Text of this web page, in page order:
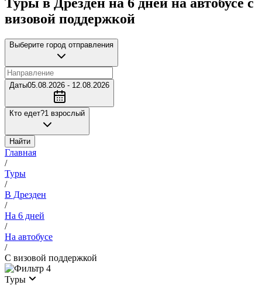
визовой поддержкой
Выберите город отправления
Даты05.08.2026 - 12.08.2026
Кто едет?1 взрослый
Найти
Главная
/
Туры
/
В Дрезден
/
На 6 дней
/
На автобусе
/
С визовой поддержкой
4
Туры